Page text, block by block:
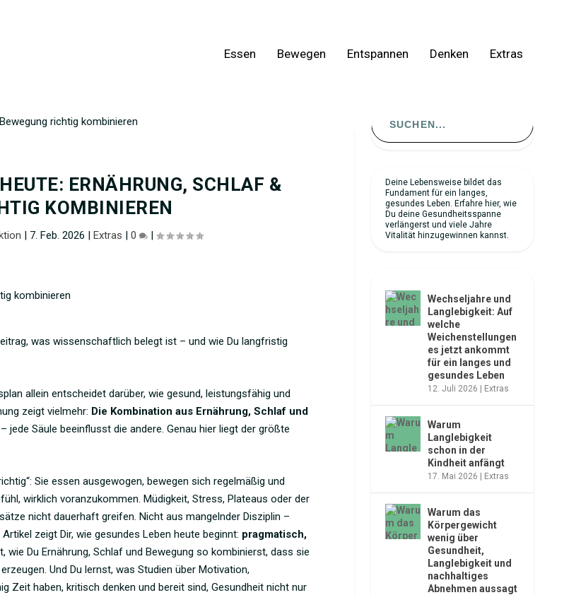
Essen Bewegen Entspannen Denken Extras
richtig kombinieren
ERNÄHRUNG, SCHLAF &
KOMBINIEREN
| 7. Feb. 2026 | Extras | 0 |
was wissenschaftlich belegt ist – und wie Du langfristig
allein entscheidet darüber, wie gesund, leistungsfähig und
zeigt vielmehr: Die Kombination aus Ernährung, Schlaf und
– jede Säule beeinflusst die andere. Genau hier liegt der größte
Sie essen ausgewogen, bewegen sich regelmäßig und
wirklich voranzukommen. Müdigkeit, Stress, Plateaus oder der
nicht dauerhaft greifen. Nicht aus mangelnder Disziplin –
Artikel zeigt Dir, wie gesundes Leben heute beginnt: pragmatisch,
wie Du Ernährung, Schlaf und Bewegung so kombinierst, dass sie
Und Du lernst, was Studien über Motivation,
Zeit haben, kritisch denken und bereit sind, Gesundheit nicht nur
Deine Lebensweise bildet das
Fundament für ein langes,
gesundes Leben. Erfahre hier, wie
Du deine Gesundheitsspanne
verlängerst und viele Jahre
Vitalität hinzugewinnen kannst.
Wechseljahre und
Langlebigkeit: Auf
welche
Weichenstellungen
es jetzt ankommt
für ein langes und
gesundes Leben
12. Juli 2026 Extras
Warum
Langlebigkeit
schon in der
Kindheit anfängt
17. Mai 2026 Extras
Warum das
Körpergewicht
wenig über
Gesundheit,
Langlebigkeit und
nachhaltiges
Abnehmen aussagt